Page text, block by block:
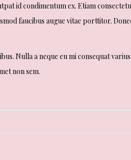
id condimentum ex. Etiam
faucibus augue vitae porttitor.
Nulla a neque eu mi consequat
non sem.